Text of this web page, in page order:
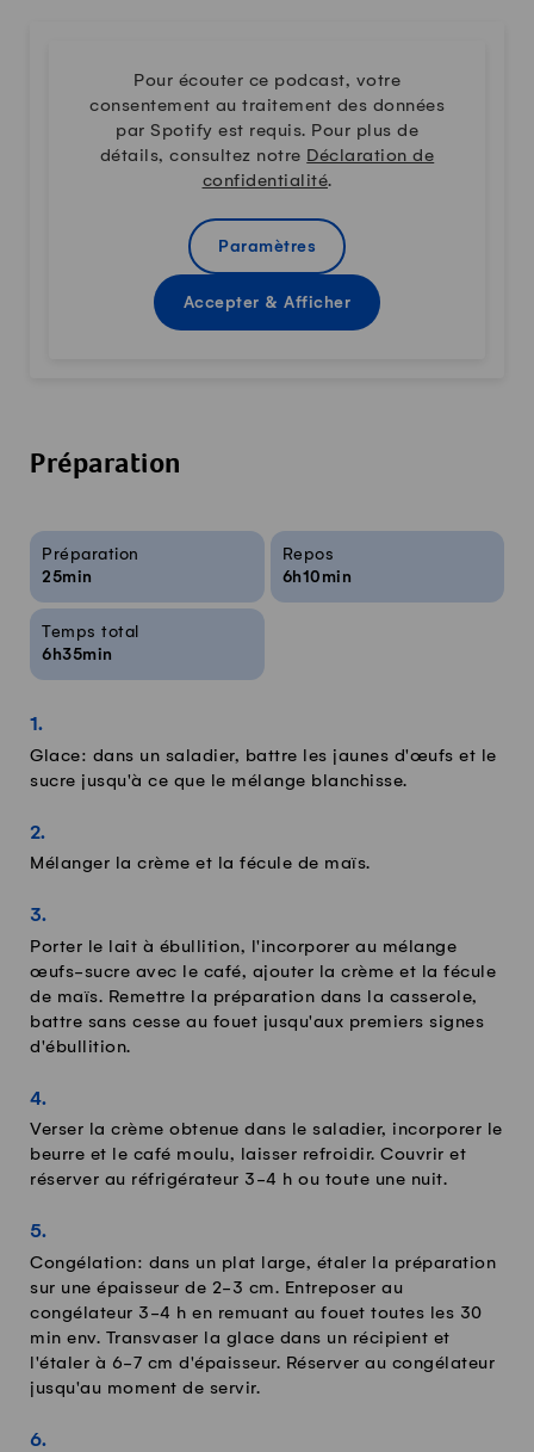
Pour écouter ce podcast, votre
consentement au traitement des données
par Spotify est requis. Pour plus de
détails, consultez notre Déclaration de
confidentialité.
Paramètres
Accepter & Afficher
Préparation
Infos sur la recette
Préparation
25min
Repos
6h10min
Temps total
6h35min
Glace: dans un saladier, battre les jaunes d'œufs et le
sucre jusqu'à ce que le mélange blanchisse.
Mélanger la crème et la fécule de maïs.
Porter le lait à ébullition, l'incorporer au mélange
œufs-sucre avec le café, ajouter la crème et la fécule
de maïs. Remettre la préparation dans la casserole,
battre sans cesse au fouet jusqu'aux premiers signes
d'ébullition.
Verser la crème obtenue dans le saladier, incorporer le
beurre et le café moulu, laisser refroidir. Couvrir et
réserver au réfrigérateur 3-4 h ou toute une nuit.
Congélation: dans un plat large, étaler la préparation
sur une épaisseur de 2-3 cm. Entreposer au
congélateur 3-4 h en remuant au fouet toutes les 30
min env. Transvaser la glace dans un récipient et
l'étaler à 6-7 cm d'épaisseur. Réserver au congélateur
jusqu'au moment de servir.